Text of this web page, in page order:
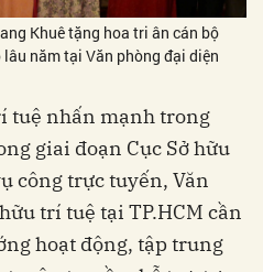
Khuê tặng hoa tri ân cán bộ
năm tại Văn phòng đại diện
tuệ nhấn mạnh trong
giai đoạn Cục Sở hữu
công trực tuyến, Văn
trí tuệ tại TP.HCM cần
hoạt động, tập trung